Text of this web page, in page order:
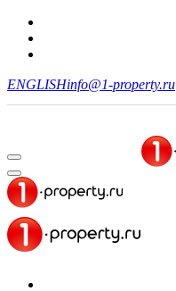
ENGLISHinfo@1-property.ru